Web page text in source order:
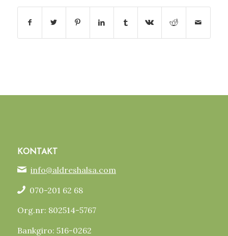
KONTAKT
info@aldreshalsa.com
070-201 62 68
Org.nr: 802514-5767
Bankgiro: 516-0262